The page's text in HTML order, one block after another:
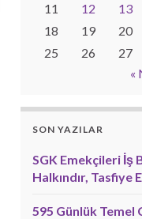
11
12 13
18
19 20
25
26 27
«
SON YAZILAR
SGK Emekçileri İş
Halkındır, Tasfiye
595 Günlük